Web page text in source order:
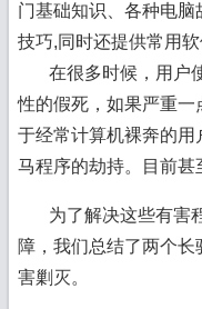
门基础知识、各种电
技巧,同时还提供常用软
在很多时候，用户
性的假死，如果严重
于经常计算机裸奔的用
马程序的劫持。目前甚
为了解决这些有害程
障，我们总结了两个
害剿灭。